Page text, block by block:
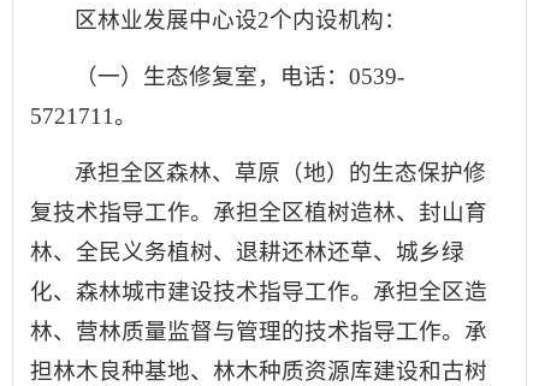
区林业发展中心设2个内设机构：
（一）生态修复室，电话：0539-
5721711。
承担全区森林、草原（地）的生态保护修
复技术指导工作。承担全区植树造林、封山育
林、全民义务植树、退耕还林还草、城乡绿
化、森林城市建设技术指导工作。承担全区造
林、营林质量监督与管理的技术指导工作。承
担林木良种基地、林木种质资源库建设和古树